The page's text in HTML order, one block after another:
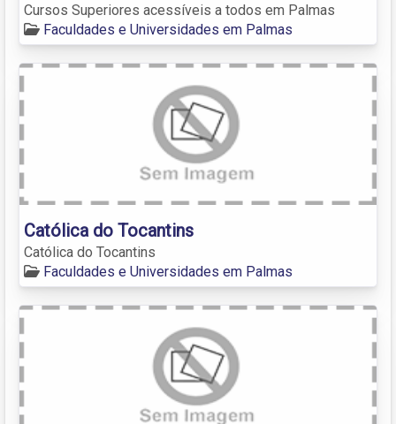
Cursos Superiores acessíveis a todos em Palmas
Faculdades e Universidades em Palmas
Católica do Tocantins
Católica do Tocantins
Faculdades e Universidades em Palmas